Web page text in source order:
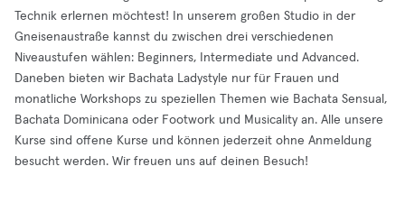
Technik erlernen möchtest! In unserem großen Studio in der
Gneisenaustraße kannst du zwischen drei verschiedenen
Niveaustufen wählen: Beginners, Intermediate und Advanced.
Daneben bieten wir Bachata Ladystyle nur für Frauen und
monatliche Workshops zu speziellen Themen wie Bachata Sensual,
Bachata Dominicana oder Footwork und Musicality an. Alle unsere
Kurse sind offene Kurse und können jederzeit ohne Anmeldung
besucht werden. Wir freuen uns auf deinen Besuch!